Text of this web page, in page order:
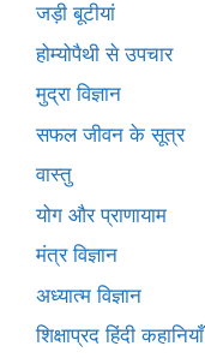
जड़ी बूटीयां
होम्योपैथी से उपचार
मुद्रा विज्ञान
सफल जीवन के सूत्र
वास्तु
योग और प्राणायाम
मंत्र विज्ञान
अध्यात्म विज्ञान
शिक्षाप्रद हिंदी कहानियाँ